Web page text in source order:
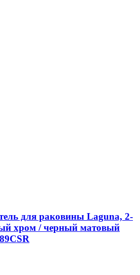
для раковины Laguna, 2-
хром / черный матовый